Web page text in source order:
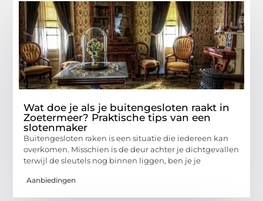
Wat doe je als je buitengesloten raakt in
Zoetermeer? Praktische tips van een
slotenmaker
Buitengesloten raken is een situatie die iedereen kan
overkomen. Misschien is de deur achter je dichtgevallen
terwijl de sleutels nog binnen liggen, ben je je
Aanbiedingen